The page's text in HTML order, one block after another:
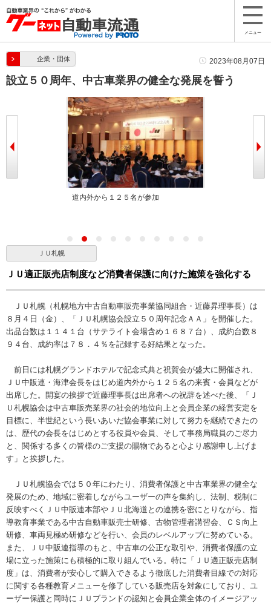
メニュー
企業・団体 2023年08月07日
設立５０周年、中古車業界の健全な発展を誓う
道内外から１２５名が参加
ＪＵ札幌
ＪＵ適正販売店制度など消費者保護に向けた施策を強化する
ＪＵ札幌（札幌地方中古自動車販売事業協同組合・近藤昇理事長）は
８月４日（金）、「ＪＵ札幌協会設立５０周年記念ＡＡ」を開催した。
出品台数は１１４１台（サテライト会場含め１６８７台）、成約台数８
９４台、成約率は７８．４％を記録する好結果となった。
前日には札幌グランドホテルで記念式典と祝賀会が盛大に開催され、
ＪＵ中販連・海津会長をはじめ道内外から１２５名の来賓・会員などが
出席した。開宴の挨拶で近藤理事長は出席者への祝辞を述べた後、「Ｊ
Ｕ札幌協会は中古車販売業界の社会的地位向上と会員企業の経営安定を
目標に、半世紀という長いあいだ協会事業に対して努力を継続できたの
は、歴代の会長をはじめとする役員や会員、そして事務局職員のご尽力
と、関係する多くの皆様のご支援の賜物であると心より感謝申し上げま
す」と挨拶した。
ＪＵ札幌協会では５０年にわたり、消費者保護と中古車業界の健全な
発展のため、地域に密着しながらユーザーの声を集約し、法制、税制に
反映すべくＪＵ中販連本部やＪＵ北海道との連携を密にとりながら、指
導教育事業である中古自動車販売士研修、古物管理者講習会、ＣＳ向上
研修、車両見極め研修などを行い、会員のレベルアップに努めている。
また、ＪＵ中販連指導のもと、中古車の公正な取引や、消費者保護の立
場に立った施策にも積極的に取り組んでいる。特に「ＪＵ適正販売店制
度」は、消費者が安心して購入できるよう徹底した消費者目線での対応
に関する各種教育メニューを修了している販売店を対象にしており、ユ
ーザー保護と同時にＪＵブランドの認知と会員企業全体のイメージアッ